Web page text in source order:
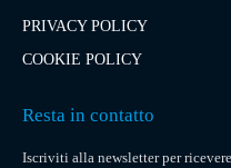
PRIVACY POLICY
COOKIE POLICY
Resta in contatto
Iscriviti alla newsletter per